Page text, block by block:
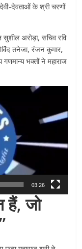
देवताओं के श्री चरणों
अरोड़ा, सचिव रवि
तनेजा, रंजन कुमार,
भक्तों ने महाराज
03:26
हैं, जो